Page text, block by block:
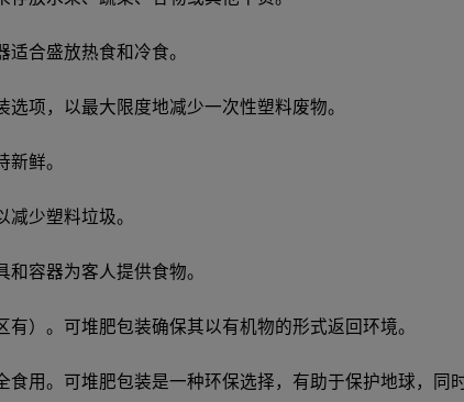
合盛放热食和冷食。
项，以最大限度地减少一次性塑料废物。
鲜。
少塑料垃圾。
容器为客人提供食物。
）。可堆肥包装确保其以有机物的形式返回环境。
用。可堆肥包装是一种环保选择，有助于保护地球，同